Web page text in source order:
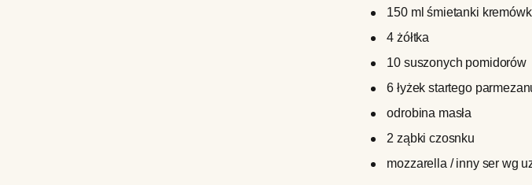
150 ml śmietanki
4 żółtka
10 suszonych pomidorów
6 łyżek startego
odrobina masła
2 ząbki czosnku
mozzarella / inny ser wg